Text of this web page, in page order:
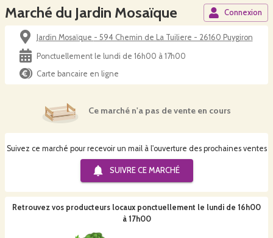
Marché du Jardin Mosaïque Connexion
Jardin Mosaïque - 594 Chemin de La Tuiliere - 26160 Puygiron
Ponctuellement le lundi de 16h00 à 17h00
Carte bancaire en ligne
Ce marché n'a pas de vente en cours
Suivez ce marché pour recevoir un mail à l'ouverture des prochaines ventes
SUIVRE CE MARCHÉ
Retrouvez vos producteurs locaux ponctuellement le lundi de 16h00
à 17h00